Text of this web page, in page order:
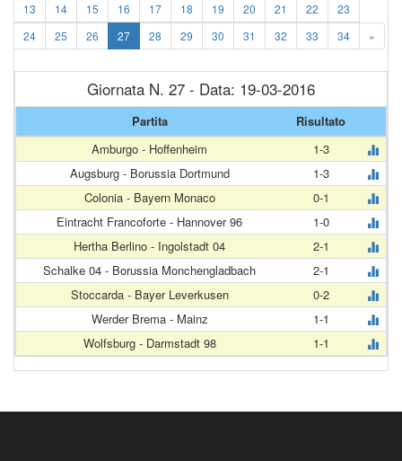
13
14 15 16 17 18 19 20 21 22
23
24
25 26 27 28 29 30 31 32 33 34 »
Giornata N. 27 - Data: 19-03-2016
Partita
Risultato
Amburgo - Hoffenheim
1-3
Augsburg - Borussia Dortmund
1-3
Colonia - Bayern Monaco
0-1
Eintracht Francoforte - Hannover 96
1-0
Hertha Berlino - Ingolstadt 04
2-1
Schalke 04 - Borussia Monchengladbach
2-1
Stoccarda - Bayer Leverkusen
0-2
Werder Brema - Mainz
1-1
Wolfsburg - Darmstadt 98
1-1